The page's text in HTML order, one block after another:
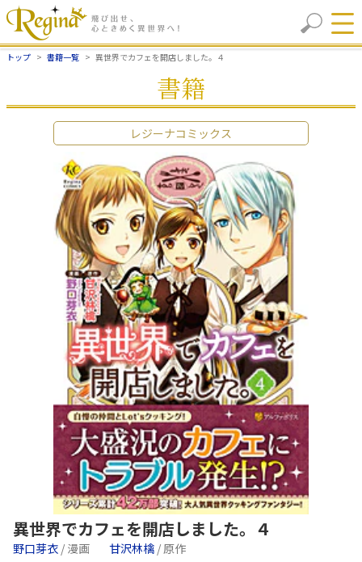
トップ 書籍一覧 異世界でカフェを開店しました。４
書籍
レジーナコミックス
異世界でカフェを開店しました。４
野口芽衣 / 漫画 甘沢林檎 / 原作